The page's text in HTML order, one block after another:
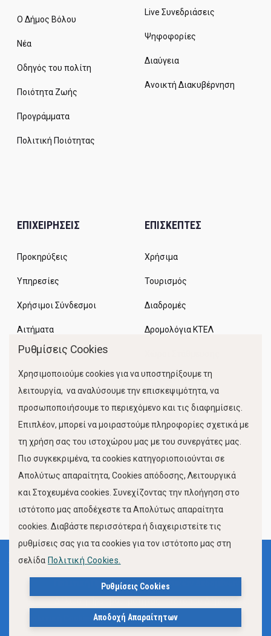
Ο Δήμος Βόλου
Νέα
Οδηγός του πολίτη
Ποιότητα Ζωής
Προγράμματα
Πολιτική Ποιότητας
Live Συνεδριάσεις
Ψηφοφορίες
Διαύγεια
Ανοικτή Διακυβέρνηση
ΕΠΙΧΕΙΡΗΣΕΙΣ
Προκηρύξεις
Υπηρεσίες
Χρήσιμοι Σύνδεσμοι
Αιτήματα
ΕΠΙΣΚΕΠΤΕΣ
Χρήσιμα
Τουρισμός
Διαδρομές
Δρομολόγια ΚΤΕΛ
Κίνηση Λιμένος
FOLLOW US
Όροι Χρήσης
Πολιτική Προστασίας Προσωπικών Δεδομένων
Πολιτική Cookies
Ρυθμίσεις Cookies
Χρησιμοποιούμε cookies για να υποστηρίξουμε τη
λειτουργία, να αναλύσουμε την επισκεψιμότητα, να
προσωποποιήσουμε το περιεχόμενο και τις διαφημίσεις.
Επιπλέον, μπορεί να μοιραστούμε πληροφορίες σχετικά με
τη χρήση σας του ιστοχώρου μας με του συνεργάτες μας.
Πιο συγκεκριμένα, τα cookies κατηγοριοποιούνται σε
Απολύτως απαραίτητα, Cookies απόδοσης, Λειτουργικά
και Στοχευμένα cookies. Συνεχίζοντας την πλοήγηση στο
ιστότοπο μας αποδέχεστε τα Απολύτως απαραίτητα
cookies. Διαβάστε περισσότερα ή διαχειριστείτε τις
ρυθμίσεις σας για τα cookies για τον ιστότοπο μας στη
σελίδα Πολιτική Cookies.
Ρυθμίσεις Cookies
Αποδοχή Απαραίτητων